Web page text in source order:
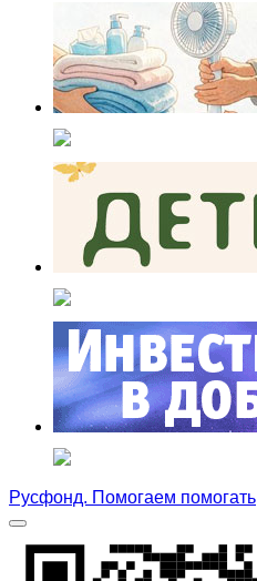
Русфонд. Помогаем помогать